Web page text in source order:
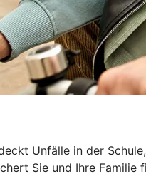
Unfälle in der
Sie und Ihre